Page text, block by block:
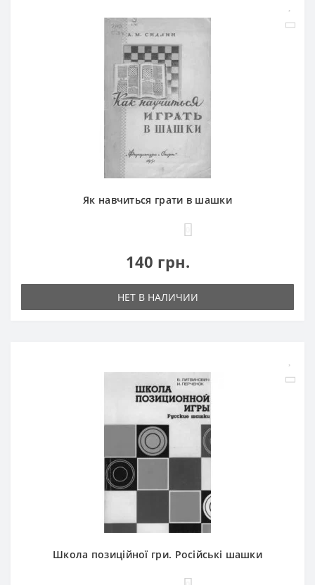
Як навчиться грати в шашки
140 грн.
НЕТ В НАЛИЧИИ
Школа позиційної гри. Російські шашки